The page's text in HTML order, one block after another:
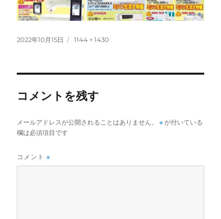
投
2022年10月15日
フ
1144 × 1430
コメントを残す
メールアドレスが公開されることはありません。 ※ が付いている
欄は必須項目です
コメント※